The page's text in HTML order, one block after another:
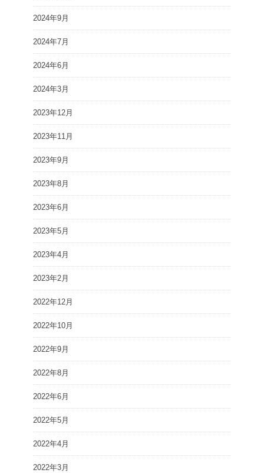
2024年9月
2024年7月
2024年6月
2024年3月
2023年12月
2023年11月
2023年9月
2023年8月
2023年6月
2023年5月
2023年4月
2023年2月
2022年12月
2022年10月
2022年9月
2022年8月
2022年6月
2022年5月
2022年4月
2022年3月